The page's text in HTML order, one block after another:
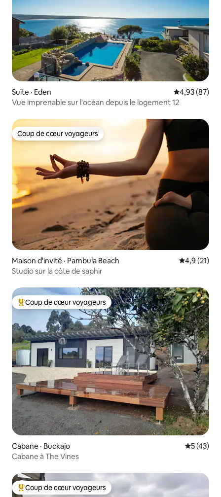
Suite · Eden Note
4,93 (87)
Vue imprenable sur l'océan depuis le logement 12
Coup de cœur voyageurs
Coup de cœur voyageurs
Maison d'invité · Pambula Beach Note
4,9 (21)
Studio sur la côte de saphir
Coup de cœur voyageurs parmi les plus aimés
Coup de cœur voyageurs
Cabane · Buckajo Note
5 (43)
Cabane à The Vines
Coup de cœur voyageurs parmi les plus aimés
Coup de cœur voyageurs